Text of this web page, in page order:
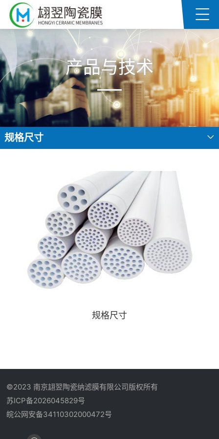
产品与技术
规格尺寸
规格尺寸
©2023 南京翃翌陶瓷纳滤膜有限公司版权所有
苏ICP备2026045829号
皖公网安备34110302000472号